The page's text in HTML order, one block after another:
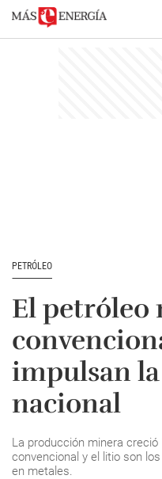
PETRÓLEO
El petróleo
impulsan
nacional
La producción minera creció
convencional y el litio son
en metales.